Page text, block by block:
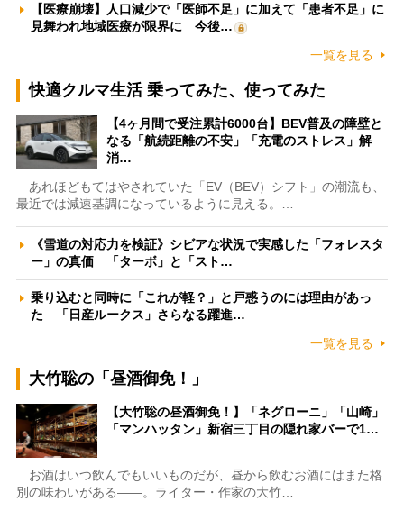
【医療崩壊】人口減少で「医師不足」に加えて「患者不足」に
見舞われ地域医療が限界に 今後…
一覧を見る
快適クルマ生活 乗ってみた、使ってみた
【4ヶ月間で受注累計6000台】BEV普及の障壁と
なる「航続距離の不安」「充電のストレス」解
消…
あれほどもてはやされていた「EV（BEV）シフト」の潮流も、
最近では減速基調になっているように見える。…
《雪道の対応力を検証》シビアな状況で実感した「フォレスタ
ー」の真価 「ターボ」と「スト…
乗り込むと同時に「これが軽？」と戸惑うのには理由があっ
た 「日産ルークス」さらなる躍進…
一覧を見る
大竹聡の「昼酒御免！」
【大竹聡の昼酒御免！】「ネグローニ」「山崎」
「マンハッタン」新宿三丁目の隠れ家バーで1…
お酒はいつ飲んでもいいものだが、昼から飲むお酒にはまた格
別の味わいがある――。ライター・作家の大竹…